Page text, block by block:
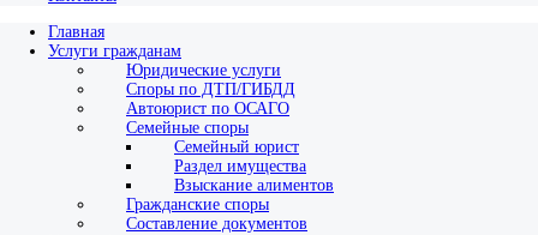
Главная
Услуги гражданам
Юридические услуги
Споры по ДТП/ГИБДД
Автоюрист по ОСАГО
Семейные споры
Семейный юрист
Раздел имущества
Взыскание алиментов
Гражданские споры
Составление документов